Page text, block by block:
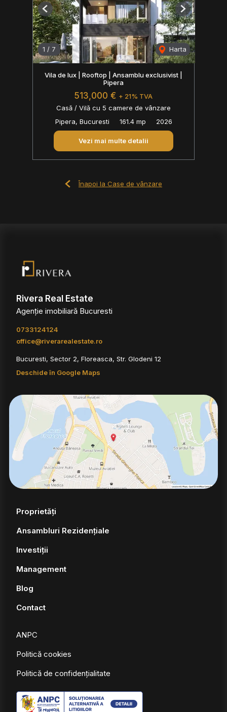
1 / 7 Harta
Previous Next
Vila de lux | Rooftop | Ansamblu exclusivist |
Pipera
513,000 € + 21% TVA
Casă / Vilă cu 5 camere de vânzare
Pipera, Bucuresti
161.4 mp 2026
Vezi mai multe detalii
Înapoi la Case de vânzare
Rivera Real Estate
Agenție imobiliară Bucuresti
0733124124
office@riverarealestate.ro
Bucuresti, Sector 2, Floreasca, Str. Glodeni 12
Deschide în Google Maps
Proprietăți
Ansambluri Rezidențiale
Investiții
Management
Blog
Contact
ANPC
Politică cookies
Politică de confidențialitate